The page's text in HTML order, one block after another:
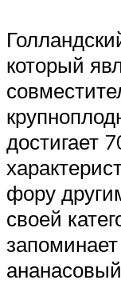
который
достигает
фору
своей